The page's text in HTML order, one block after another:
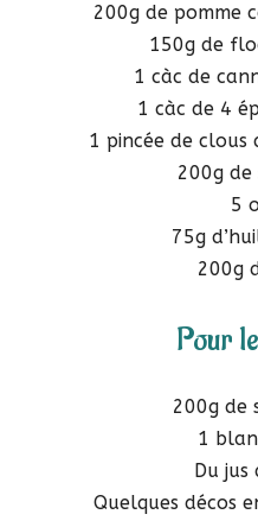
200g de pomme
150g de
1 càc de
1 càc de 4
1 pincée de
200g de
5
75g
200g
Pour
200g de
1
Du
Quelques décos